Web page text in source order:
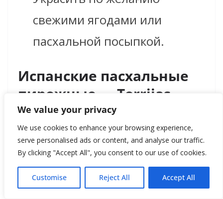
We value your privacy
We use cookies to enhance your browsing experience,
serve personalised ads or content, and analyse our traffic.
By clicking "Accept All", you consent to our use of cookies.
Customise Reject All Accept All
свежими ягодами или
пасхальной посыпкой.
Испанские пасхальные
пирожные — Torrijas
Torrijas — традиционное
испанское лакомство,
подаваемое во время Семана
Санта (Святой недели). Это по